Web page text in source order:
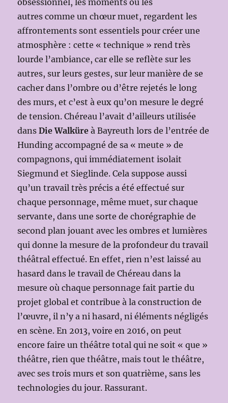
obsessionnel, les moments où les
autres comme un chœur muet, regardent les
affrontements sont essentiels pour créer une
atmosphère : cette « technique » rend très
lourde l’ambiance, car elle se reflète sur les
autres, sur leurs gestes, sur leur manière de se
cacher dans l’ombre ou d’être rejetés le long
des murs, et c’est à eux qu’on mesure le degré
de tension. Chéreau l’avait d’ailleurs utilisée
dansDie Walküre à Bayreuth lors de l’entrée de
Hunding accompagné de sa « meute » de
compagnons, qui immédiatement isolait
Siegmund et Sieglinde. Cela suppose aussi
qu’un travail très précis a été effectué sur
chaque personnage, même muet, sur chaque
servante, dans une sorte de chorégraphie de
second plan jouant avec les ombres et lumières
qui donne la mesure de la profondeur du travail
théâtral effectué. En effet, rien n’est laissé au
hasard dans le travail de Chéreau dans la
mesure où chaque personnage fait partie du
projet global et contribue à la construction de
l’œuvre, il n’y a ni hasard, ni éléments négligés
en scène. En 2013, voire en 2016, on peut
encore faire un théâtre total qui ne soit « que »
théâtre, rien que théâtre, mais tout le théâtre,
avec ses trois murs et son quatrième, sans les
technologies du jour. Rassurant.